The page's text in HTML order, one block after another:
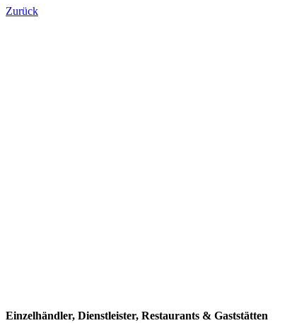
Zurück
Einzelhändler, Dienstleister, Restaurants & Gaststätten